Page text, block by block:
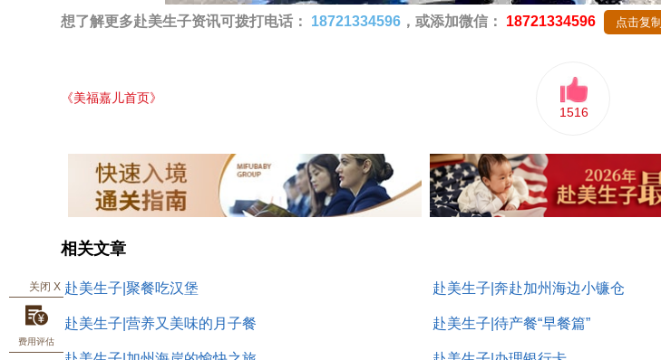
想了解更多赴美生子资讯可拨打电话： 18721334596 ，或添加微信： 18721334596 点击复制
《美福嘉儿首页》
1516
相关文章
赴美生子|聚餐吃汉堡 赴美生子|奔赴加州海边小镰仓
赴美生子|营养又美味的月子餐 赴美生子|待产餐“早餐篇”
关闭 X
费用评估